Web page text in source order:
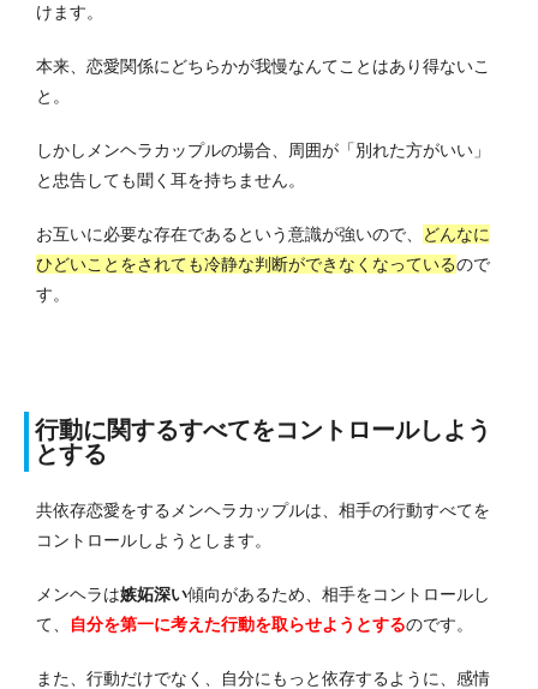
けます。
本来、恋愛関係にどちらかが我慢なんてことはあり得ないこ
と。
しかしメンヘラカップルの場合、周囲が「別れた方がいい」
と忠告しても聞く耳を持ちません。
お互いに必要な存在であるという意識が強いので、
どんなに
ひどいことをされても冷静な判断ができなくなっているので
す。
行動に関するすべてをコントロールしよう
とする
共依存恋愛をするメンヘラカップルは、相手の行動すべてを
コントロールしようとします。
メンヘラは嫉妬深い傾向があるため、相手をコントロールし
て、
自分を第一に考えた行動を取らせようとするのです。
また、行動だけでなく、自分にもっと依存するように、感情